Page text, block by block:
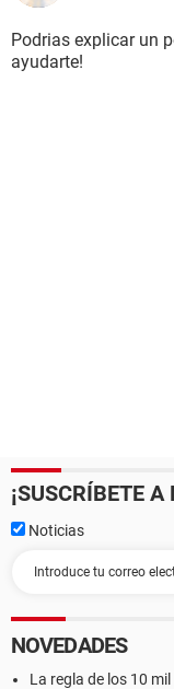
Podrias explicar un
ayudarte!
¡SUSCRÍBETE
Noticias
NOVEDADES
La regla de los 10